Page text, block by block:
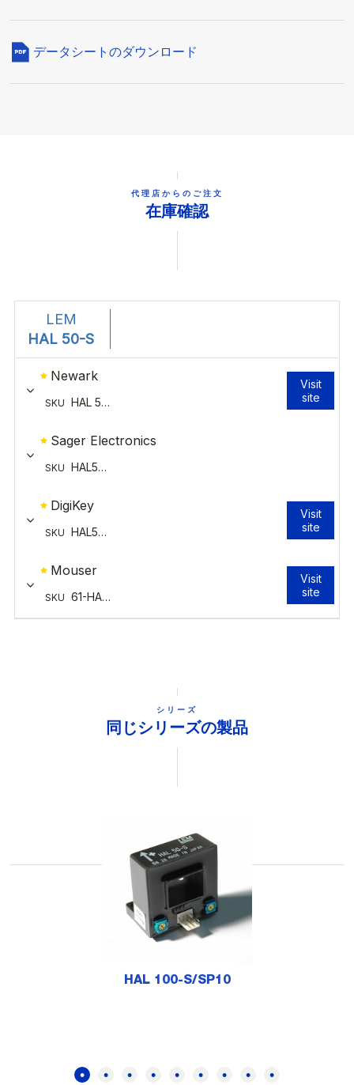
データシートのダウンロード
代理店からのご注文
在庫確認
シリーズ
同じシリーズの製品
HAL 100-S/SP10